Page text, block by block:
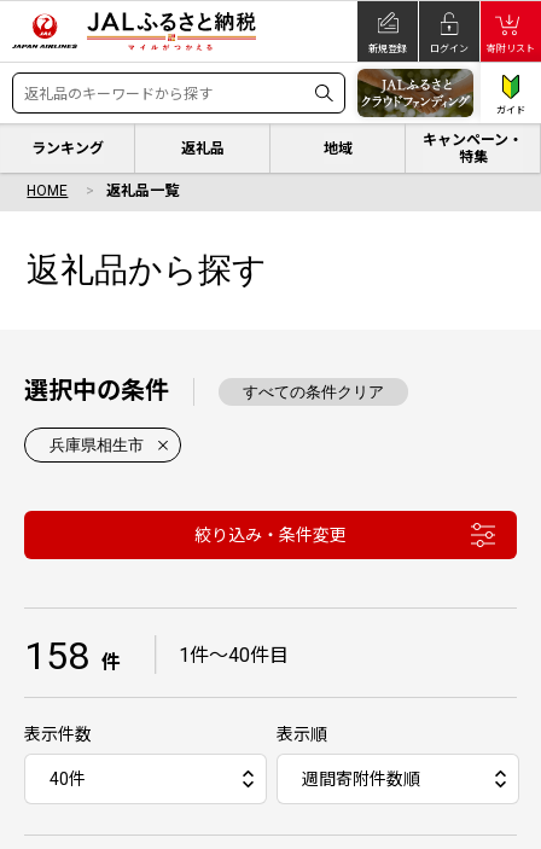
新規登録 ログイン 寄附リスト
ガイド
ランキング 返礼品 地域
キャンペーン・
特集
HOME 返礼品一覧
返礼品から探す
選択中の条件 すべての条件クリア
兵庫県相生市
絞り込み・条件変更
158 件 1件〜40件目
表示件数 表示順